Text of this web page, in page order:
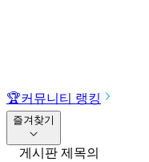
🏆커뮤니티 랭킹
즐겨찾기
게시판 제목의